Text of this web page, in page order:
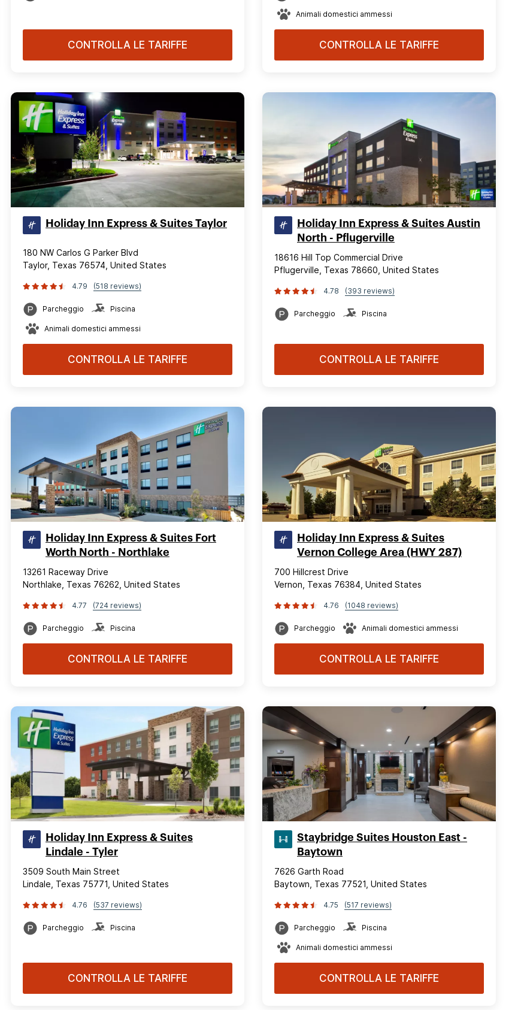
CONTROLLA LE TARIFFE
Animali domestici ammessi
CONTROLLA LE TARIFFE
Holiday Inn Express & Suites Taylor
180 NW Carlos G Parker Blvd
Taylor, Texas 76574, United States
4.79 (518 reviews)
Parcheggio Piscina
Animali domestici ammessi
CONTROLLA LE TARIFFE
Holiday Inn Express & Suites Austin
North - Pflugerville
18616 Hill Top Commercial Drive
Pflugerville, Texas 78660, United States
4.78 (393 reviews)
Parcheggio Piscina
CONTROLLA LE TARIFFE
Holiday Inn Express & Suites Fort
Worth North - Northlake
13261 Raceway Drive
Northlake, Texas 76262, United States
4.77 (724 reviews)
Parcheggio Piscina
CONTROLLA LE TARIFFE
Holiday Inn Express & Suites
Vernon College Area (HWY 287)
700 Hillcrest Drive
Vernon, Texas 76384, United States
4.76 (1048 reviews)
Parcheggio Animali domestici ammessi
CONTROLLA LE TARIFFE
Holiday Inn Express & Suites
Lindale - Tyler
3509 South Main Street
Lindale, Texas 75771, United States
4.76 (537 reviews)
Parcheggio Piscina
CONTROLLA LE TARIFFE
Staybridge Suites Houston East -
Baytown
7626 Garth Road
Baytown, Texas 77521, United States
4.75 (517 reviews)
Parcheggio Piscina
Animali domestici ammessi
CONTROLLA LE TARIFFE